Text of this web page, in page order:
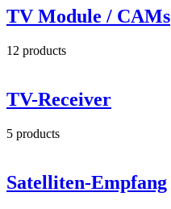
TV Module / CAMs
12 products
TV-Receiver
5 products
Satelliten-Empfang